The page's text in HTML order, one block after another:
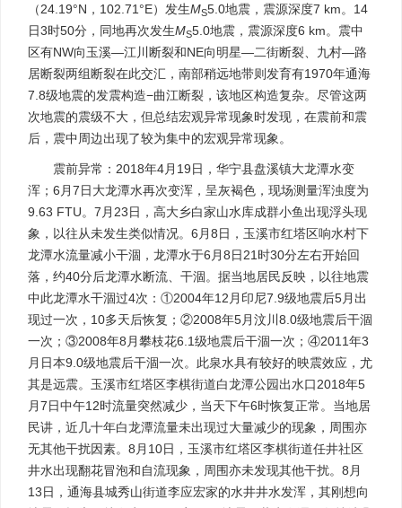
（24.19°N，102.71°E）发生MS5.0地震，震源深度7 km。14
日3时50分，同地再次发生MS5.0地震，震源深度6 km。震中
区有NW向玉溪—江川断裂和NE向明星—二街断裂、九村—路
居断裂两组断裂在此交汇，南部稍远地带则发育有1970年通海
7.8级地震的发震构造−曲江断裂，该地区构造复杂。尽管这两
次地震的震级不大，但总结宏观异常现象时发现，在震前和震
后，震中周边出现了较为集中的宏观异常现象。
震前异常：2018年4月19日，华宁县盘溪镇大龙潭水变
浑；6月7日大龙潭水再次变浑，呈灰褐色，现场测量浑浊度为
9.63 FTU。7月23日，高大乡白家山水库成群小鱼出现浮头现
象，以往从未发生类似情况。6月8日，玉溪市红塔区响水村下
龙潭水流量减小干涸，龙潭水于6月8日21时30分左右开始回
落，约40分后龙潭水断流、干涸。据当地居民反映，以往地震
中此龙潭水干涸过4次：①2004年12月印尼7.9级地震后5月出
现过一次，10多天后恢复；②2008年5月汶川8.0级地震后干涸
一次；③2008年8月攀枝花6.1级地震后干涸一次；④2011年3
月日本9.0级地震后干涸一次。此泉水具有较好的映震效应，尤
其是远震。玉溪市红塔区李棋街道白龙潭公园出水口2018年5
月7日中午12时流量突然减少，当天下午6时恢复正常。当地居
民讲，近几十年白龙潭流量未出现过大量减少的现象，周围亦
无其他干扰因素。8月10日，玉溪市红塔区李棋街道任井社区
井水出现翻花冒泡和自流现象，周围亦未发现其他干扰。8月
13日，通海县城秀山街道李应宏家的水井井水发浑，其刚想向